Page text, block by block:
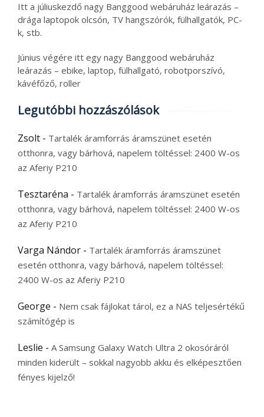
Itt a júliuskezdő nagy Banggood webáruház leárazás –
drága laptopok olcsón, TV hangszórók, fülhallgatók, PC-
k, stb.
Június végére itt egy nagy Banggood webáruház
leárazás – ebike, laptop, fülhallgató, robotporszívó,
kávéfőző, roller
Legutóbbi hozzászólások
Zsolt - Tartalék áramforrás áramszünet esetén
otthonra, vagy bárhová, napelem töltéssel: 2400 W-os
az Aferiy P210
Tesztaréna - Tartalék áramforrás áramszünet esetén
otthonra, vagy bárhová, napelem töltéssel: 2400 W-os
az Aferiy P210
Varga Nándor - Tartalék áramforrás áramszünet
esetén otthonra, vagy bárhová, napelem töltéssel:
2400 W-os az Aferiy P210
George - Nem csak fájlokat tárol, ez a NAS teljesértékű
számítógép is
Leslie - A Samsung Galaxy Watch Ultra 2 okosóráról
minden kiderült – sokkal nagyobb akku és elképesztően
fényes kijelző!